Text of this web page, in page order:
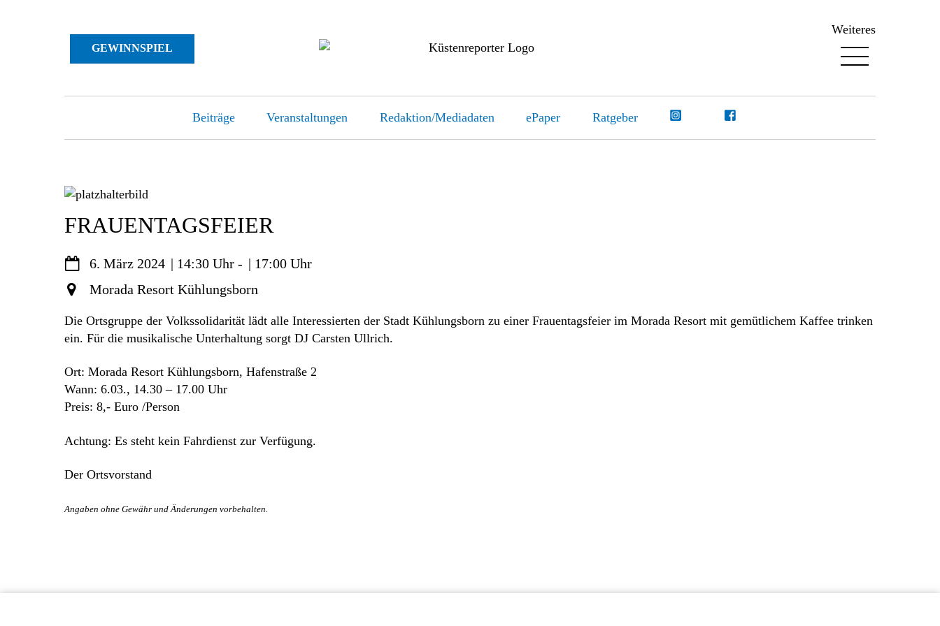
GEWINNSPIEL
Weiteres
Menu
Beiträge Veranstaltungen Redaktion/Mediadaten ePaper Ratgeber
FRAUENTAGSFEIER
6. März 2024 14:30 -
17:00
Morada Resort Kühlungsborn
Die Ortsgruppe der Volkssolidarität lädt alle Interessierten der Stadt Kühlungsborn zu einer Frauentagsfeier im Morada Resort mit gemütlichem Kaffee trinken
ein. Für die musikalische Unterhaltung sorgt DJ Carsten Ullrich.
Ort: Morada Resort Kühlungsborn, Hafenstraße 2
Wann: 6.03., 14.30 – 17.00 Uhr
Preis: 8,- Euro /Person
Achtung: Es steht kein Fahrdienst zur Verfügung.
Der Ortsvorstand